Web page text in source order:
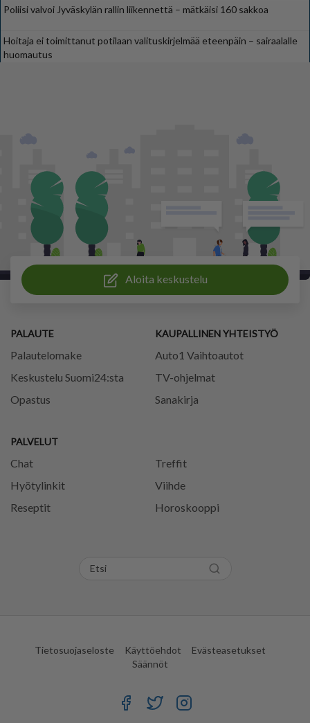
Poliisi valvoi Jyväskylän rallin liikennettä – mätkäisi 160 sakkoa
Hoitaja ei toimittanut potilaan valituskirjelmää eteenpäin – sairaalalle
huomautus
Aloita keskustelu
PALAUTE
Palautelomake
Keskustelu Suomi24:sta
Opastus
PALVELUT
Chat
Treffit
Hyötylinkit
Viihde
Reseptit
Horoskooppi
KAUPALLINEN YHTEISTYÖ
Auto1 Vaihtoautot
TV-ohjelmat
Sanakirja
Tietosuojaseloste Käyttöehdot
Evästeasetukset
Säännöt